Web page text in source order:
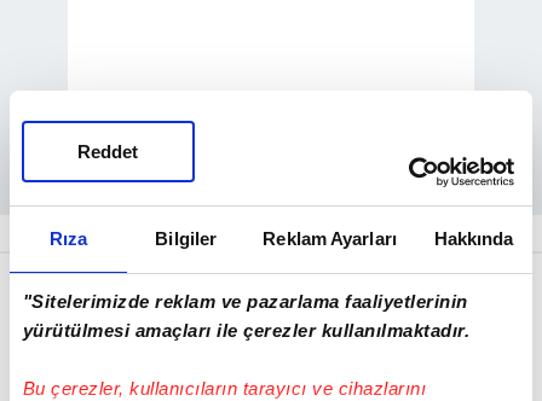
Rıza Bilgiler Reklam Ayarları Hakkında
"Sitelerimizde reklam ve pazarlama faaliyetlerinin
yürütülmesi amaçları ile çerezler kullanılmaktadır.
Bu çerezler, kullanıcıların tarayıcı ve cihazlarını
Reddet